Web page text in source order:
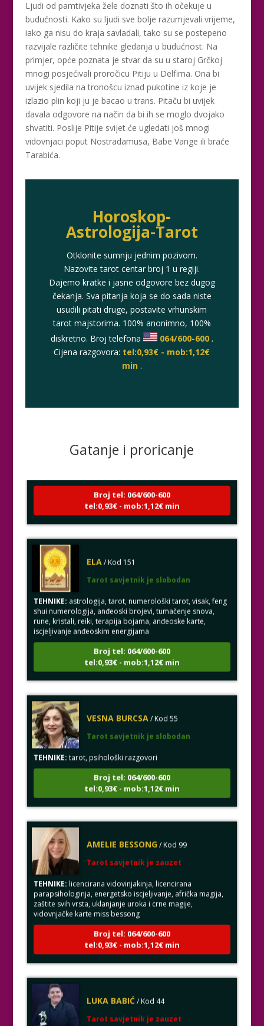
Ljudi od pamtivjeka žele doznati što ih očekuje u
budućnosti. Kako su ljudi sve bolje razumjevali vrijeme,
iako ga nisu do kraja savladali, tako su se postepeno
razvijale različite tehnike gledanja u budućnost. Na
primjer, opće poznata je stvar da su u staroj Grčkoj
mnogi posjećivali proročicu Pitiju u Delfima. Ona bi
uvijek sjedila na tronošcu iznad pukotine iz koje je
izlazio plin koji ju je bacao u trans. Pitaču bi uvijek
davala odgovore na način da bi ih se moglo dvojako
shvatiti. Poslije Pitije svijet će ugledati još mnogi
vidovnjaci poput Nostradamusa, Babe Vange ili braće
Tarabića.
Horoskop-
Astrologija-Tarot
Otklonite sumnju jednim pozivom.
Nazovite tarot centar broj 1 u regiji.
Dajemo kratke i jasne odgovore bez dugog
čekanja. Sva pitanja koja se do sada niste
usudili pitati druge, postavite vrhunskim
tarot majstorima. 100% anonimno, 100%
diskretno. Broj telefona
064/600-600 .
Cijena razgovora: tel:0,93€ - mob:1,12€
min .
Gatanje i proricanje
Tarot savjetnik je zauzet
Broj tel: 064/600-600
tel:0,93€ - mob:1,12€ min
TEHNIKE:astrologija, tarot, numerološki tarot, visak, feng
shui numerologija, anđeoski brojevi, tumačenje snova,
rune, kristali, reiki, terapija bojama, anđeoske karte,
iscjeljivanje anđeoskim energijama
Broj tel: 064/600-600
tel:0,93€ - mob:1,12€ min
TEHNIKE:tarot, psihološki razgovori
Broj tel: 064/600-600
tel:0,93€ - mob:1,12€ min
TEHNIKE:licencirana vidovinjakinja, licencirana
parapsihologinja, energetsko iscjeljivanje, afrička magija,
zaštite svih vrsta, uklanjanje uroka i crne magije,
vidovnjačke karte miss bessong
Broj tel: 064/600-600
tel:0,93€ - mob:1,12€ min
LUKA BABIĆ